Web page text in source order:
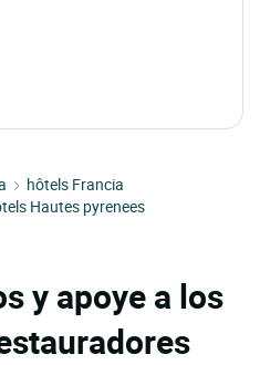
hôtels Francia
Hautes pyrenees
y apoye a los